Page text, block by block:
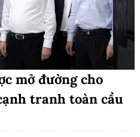
mở đường cho
tranh toàn cầu